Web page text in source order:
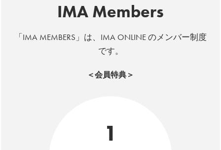
IMA Members
「IMA MEMBERS」は、IMA ONLINE のメンバー制度
です。
＜会員特典＞
1